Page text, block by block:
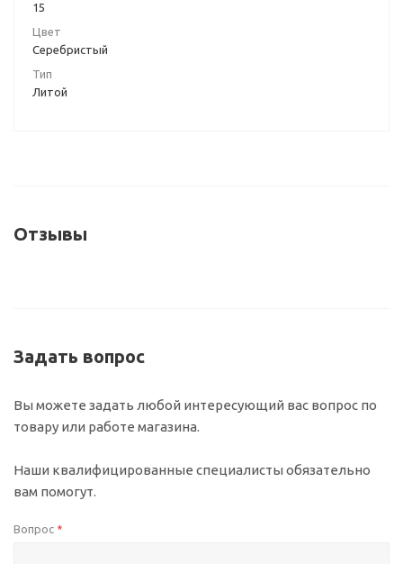
15
Цвет
Серебристый
Тип
Литой
Отзывы
Задать вопрос
Вы можете задать любой интересующий вас вопрос по
товару или работе магазина.
Наши квалифицированные специалисты обязательно
вам помогут.
Вопрос *